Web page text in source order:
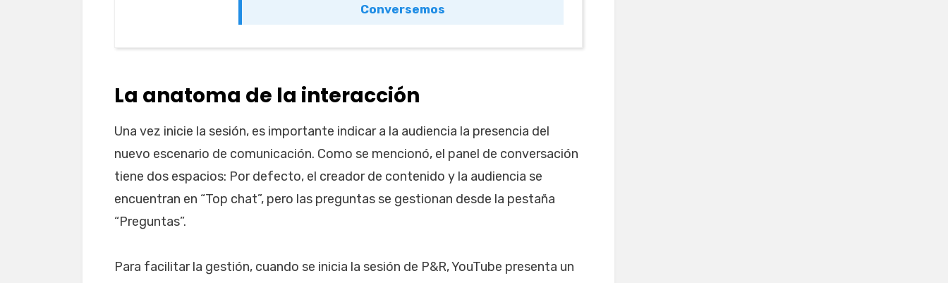
Conversemos
La anatoma de la interacción
Una vez inicie la sesión, es importante indicar a la audiencia la presencia del
nuevo escenario de comunicación. Como se mencionó, el panel de conversación
tiene dos espacios: Por defecto, el creador de contenido y la audiencia se
encuentran en “Top chat”, pero las preguntas se gestionan desde la pestaña
“Preguntas”.
Para facilitar la gestión, cuando se inicia la sesión de P&R, YouTube presenta un